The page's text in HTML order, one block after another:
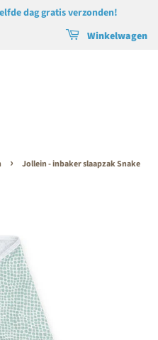
dag gratis verzonden!
Winkelwagen
›
Jollein - inbaker slaapzak Snake